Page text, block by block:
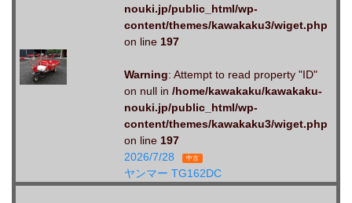
nouki.jp/public_html/wp-
content/themes/kawakaku3/wiget.php
on line 197
Warning: Attempt to read property "ID"
on null in /home/kawakaku/kawakaku-
nouki.jp/public_html/wp-
content/themes/kawakaku3/wiget.php
on line 197
2026/7/28
中古
ヤンマー TG162DC